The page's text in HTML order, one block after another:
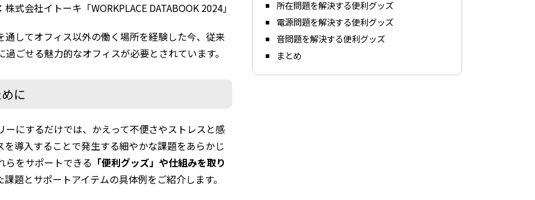
株式会社イトーキ「WORKPLACE DATABOOK 2024」
してオフィス以外の働く場所を経験した今、従来
ごせる魅力的なオフィスが必要とされています。
に
にするだけでは、かえって不便さやストレスと感
導入することで発生する細やかな課題をあらかじ
らをサポートできる 「便利グッズ」や仕組みを取り
題とサポートアイテムの具体例をご紹介します。
所在問題を解決する便利グッズ
電源問題を解決する便利グッズ
音問題を解決する便利グッズ
まとめ